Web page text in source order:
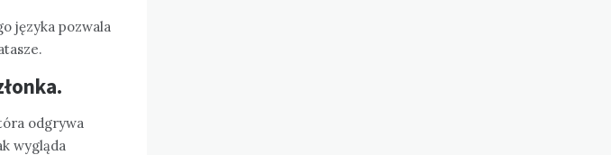
języka pozwala
odgrywa
wygląda